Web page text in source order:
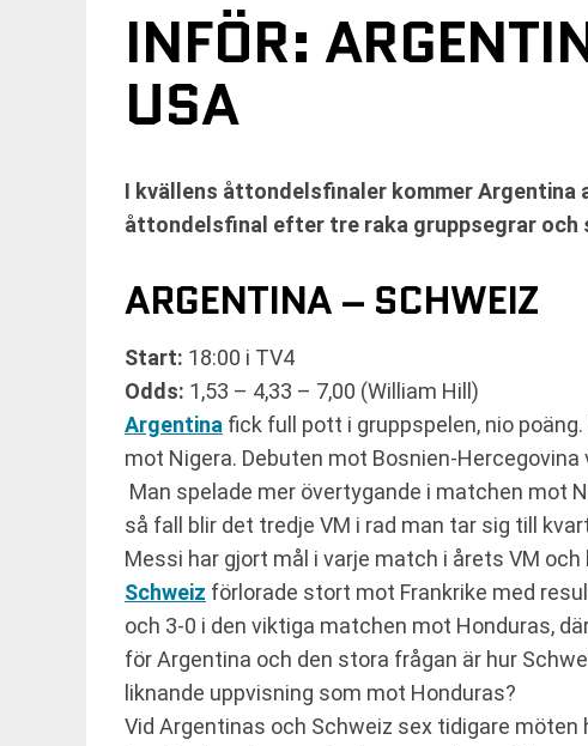
INFÖR:
USA
I kvällens åttondelsfinaler kommer Argentina
åttondelsfinal efter tre raka gruppsegrar och
ARGENTINA – SCHWEIZ
Start: 18:00 i TV4
Odds: 1,53 – 4,33 – 7,00 (William Hill)
Argentina fick full pott i gruppspelen, nio
mot Nigera. Debuten mot Bosnien-
Man spelade mer övertygande i matchen mot
så fall blir det tredje VM i rad man tar sig till
Messi har gjort mål i varje match i årets VM
Schweiz förlorade stort mot Frankrike med
och 3-0 i den viktiga matchen mot Honduras,
för Argentina och den stora frågan är hur
liknande uppvisning som mot Honduras?
Vid Argentinas och Schweiz sex tidigare